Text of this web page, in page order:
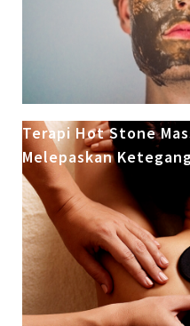
Terapi Hot Stone
Melepaskan